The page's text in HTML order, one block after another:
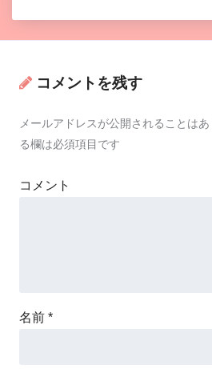
コメントを残す
メールアドレスが公開されることはあ
る欄は必須項目です
コメント
名前 *